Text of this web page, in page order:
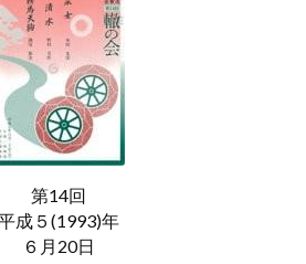
第14回
成５(1993)年
６月20日